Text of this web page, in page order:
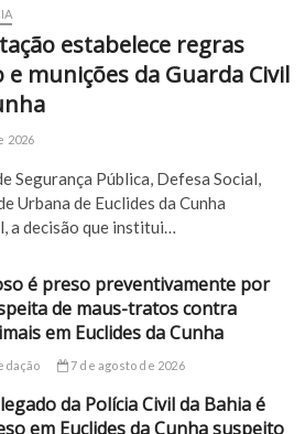
estabelece regras
munições da Guarda Civil
2026
Segurança Pública, Defesa Social,
Urbana de Euclides da Cunha
a decisão que institui…
é preso preventivamente por
de maus-tratos contra
em Euclides da Cunha
7 de agosto de 2026
da Polícia Civil da Bahia é
em Euclides da Cunha suspeito